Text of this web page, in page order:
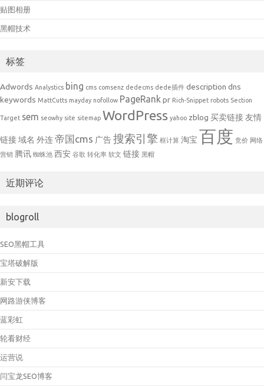
贴图相册
黑帽技术
标签
Adwords Analystics bing cms comsenz dedecms dede插件 description dns
keywords MattCutts mayday nofollow PageRank pr Rich-Snippet robots Section
Target sem seowhy site sitemap WordPress yahoo zblog 买卖链接友情
链接域名 外连帝国cms 广告搜索引擎 框计算 淘宝 百度 竞价 网络
营销 腾讯 蜘蛛池 西安 谷歌 转化率 软文 链接 黑帽
近期评论
blogroll
SEO黑帽工具
宝塔破解版
新安下载
网路游侠博客
蓝彩虹
轮看财经
运营说
闫宝龙SEO博客